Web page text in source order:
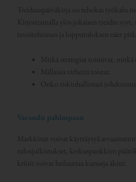
Treidauspäiväkirja on tehokas työkalu
Kirjoittamalla ylös jokaisen treidin syyt,
tavoitehinnan ja lopputuloksen näet
Mitkä strategiat toimivat, mitkä
Millaisia virheitä toistat.
Onko riskinhallintasi
Varaudu pahimpaan
Markkinat voivat käyttäytyä
tulosjulkistukset, keskuspankkien
kriisit voivat heilauttaa kursseja äkisti.